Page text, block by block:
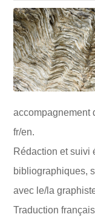
accompagnement
fr/en.
Rédaction et suivi
bibliographiques,
avec le/la
Traduction